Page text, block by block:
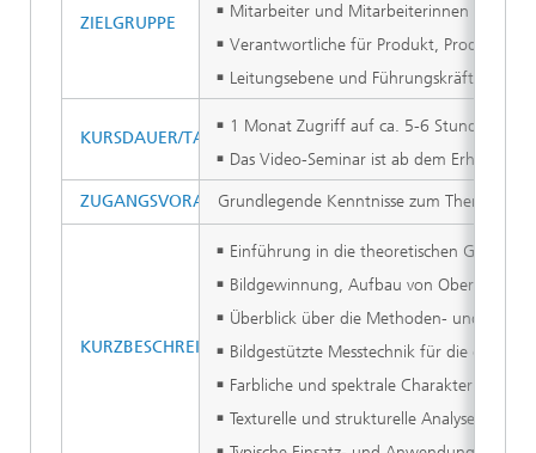
Mitarbeiter und Mitarbeiterinnen der
Verantwortliche für Produkt, Produktion
Leitungsebene und Führungskräfte, die
1 Monat Zugriff auf ca. 5-6 Stunden
Das Video-Seminar ist ab dem Erhalt
Grundlegende Kenntnisse zum Thema
Einführung in die theoretischen
Bildgewinnung, Aufbau von
Überblick über die Methoden- und
Bildgestützte Messtechnik für die
Farbliche und spektrale
Texturelle und strukturelle Analyse von
ZIELGRUPPE
KURSDAUER/TAGESABLAUF
ZUGANGSVORAUSSETZUNG
KURZBESCHREIBUNG DER INHALTE